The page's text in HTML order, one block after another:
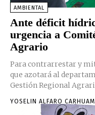
AMBIENTAL
Ante déficit
urgencia a
Agrario
Para contrarrestar y
que azotará al
Gestión Regional
YOSELIN ALFARO